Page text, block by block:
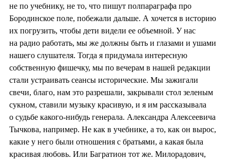
не по учебнику, не то, что пишут полпараграфа про
Бородинское поле, побежали дальше. А хочется в историю
их погрузить, чтобы дети видели ее объемной. У нас
на радио работать, мы же должны быть и глазами и ушами
нашего слушателя. Тогда я придумала интересную
собственную фишечку, мы по вечерам в нашей редакции
стали устраивать сеансы исторические. Мы зажигали
свечи, благо, нам это разрешали, закрывали стол зеленым
сукном, ставили музыку красивую, и я им рассказывала
о судьбе какого-нибудь генерала. Александра Алексеевича
Тычкова, например. Не как в учебнике, а то, как он вырос,
какие у него были отношения с братьями, а какая была
красивая любовь. Или Багратион тот же. Милорадович,